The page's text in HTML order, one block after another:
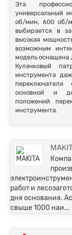
Эта
универсальный
об/мин, 600 об/
выбирается в
высокая
возможным
модель оснащена
Кулачковый
инструмента
основной и
положений
инструмента.
работ и
дня основания.
свыше 1000 наи...